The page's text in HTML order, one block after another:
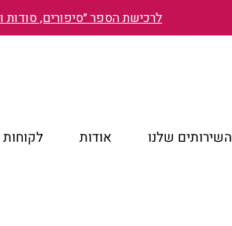
לרכישת הספר ״סיפורים, סודות
השירותים שלנו אודות